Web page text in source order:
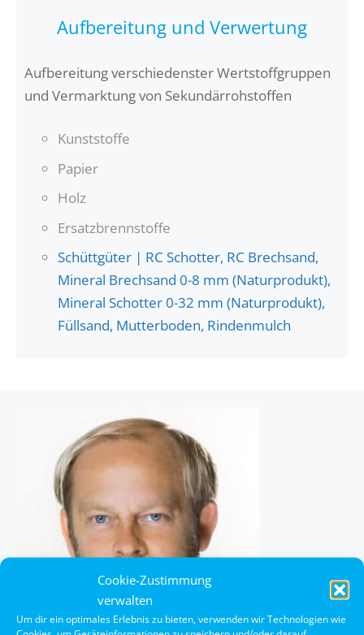
Cookie-Zustimmung
verwalten
Um dir ein optimales Erlebnis zu bieten, verwenden wir Technologien wie
Aufbereitung und Verwertung
Aufbereitung verschiedenster Wertstoffgruppen
und Vermarktung von Sekundärrohstoffen
Kunststoffe
Papier
Holz
Ersatzbrennstoffe
Schüttgüter | RC Schotter, RC Brechsand,
Mineral Brechsand 0-8 mm (Naturprodukt),
Mineral Schotter 0-32 mm (Naturprodukt),
Füllsand, Mutterboden, Rindenmulch